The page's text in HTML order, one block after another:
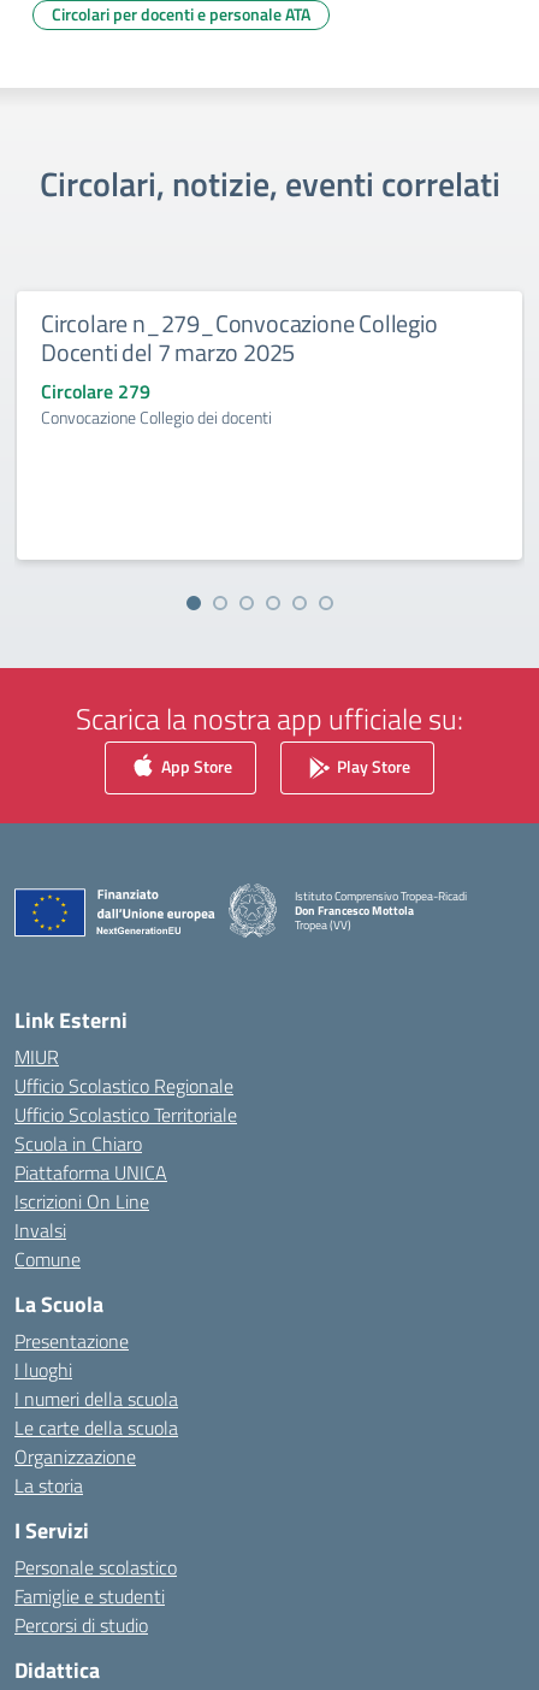
Circolari per docenti e personale ATA
Circolari, notizie, eventi correlati
Circolare n_279_Convocazione Collegio
Docenti del 7 marzo 2025
Circolare 279
Convocazione Collegio dei docenti
Scarica la nostra app ufficiale su:
App Store Play Store
Istituto Comprensivo Tropea-Ricadi
Don Francesco Mottola
Tropea (VV)
— Visita la pagina iniziale della scuola
Link Esterni
MIUR
Ufficio Scolastico Regionale
Ufficio Scolastico Territoriale
Scuola in Chiaro
Piattaforma UNICA
Iscrizioni On Line
Invalsi
Comune
La Scuola
Presentazione
I luoghi
I numeri della scuola
Le carte della scuola
Organizzazione
La storia
I Servizi
Personale scolastico
Famiglie e studenti
Percorsi di studio
Didattica